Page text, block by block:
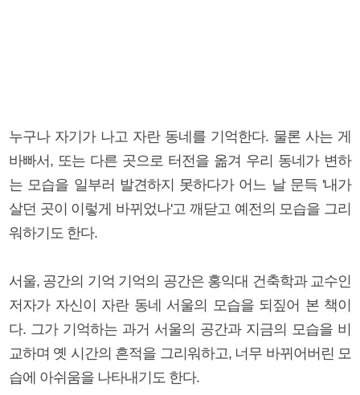
누구나 자기가 나고 자란 동네를 기억한다. 물론 사는 게
바빠서, 또는 다른 곳으로 터전을 옮겨 우리 동네가 변하
는 모습을 일부러 발견하지 못하다가 어느 날 문득 '내가
살던 곳이 이렇게 바뀌었나'고 깨닫고 예전의 모습을 그리
워하기도 한다.
서울, 공간의 기억 기억의 공간은 홍익대 건축학과 교수인
저자가 자신이 자란 동네 서울의 모습을 되짚어 본 책이
다. 그가 기억하는 과거 서울의 공간과 지금의 모습을 비
교하며 옛 시간의 흔적을 그리워하고, 너무 바뀌어버린 모
습에 아쉬움을 나타내기도 한다.